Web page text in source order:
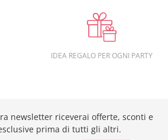
IDEA REGALO PER OGNI PARTY
newsletter riceverai offerte, sconti e
prima di tutti gli altri.